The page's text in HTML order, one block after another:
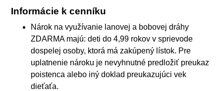
Informácie k cenníku
Nárok na využívanie lanovej a bobovej dráhy
ZDARMA majú: deti do 4,99 rokov v sprievode
dospelej osoby, ktorá má zakúpený lístok. Pre
uplatnenie nároku je nevyhnutné predložiť preukaz
poistenca alebo iný doklad preukazujúci vek
dieťaťa.